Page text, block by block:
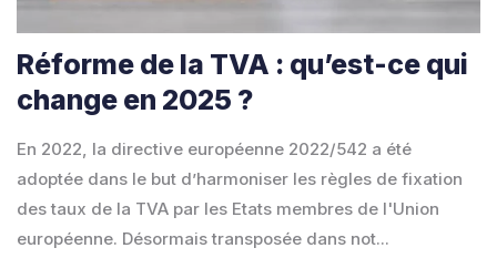
Réforme de la TVA : qu’est-ce qui
change en 2025 ?
En 2022, la directive européenne 2022/542 a été
adoptée dans le but d’harmoniser les règles de fixation
des taux de la TVA par les Etats membres de l'Union
européenne. Désormais transposée dans not...